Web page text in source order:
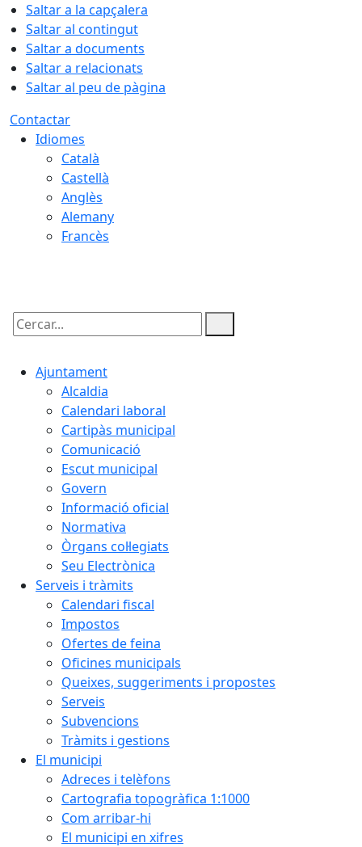
Saltar a la capçalera
Saltar al contingut
Saltar a documents
Saltar a relacionats
Saltar al peu de pàgina
Contactar
Idiomes
Català
Castellà
Anglès
Alemany
Francès
Cercar:
Ajuntament
Alcaldia
Calendari laboral
Cartipàs municipal
Comunicació
Escut municipal
Govern
Informació oficial
Normativa
Òrgans col·legiats
Seu Electrònica
Serveis i tràmits
Calendari fiscal
Impostos
Ofertes de feina
Oficines municipals
Queixes, suggeriments i propostes
Serveis
Subvencions
Tràmits i gestions
El municipi
Adreces i telèfons
Cartografia topogràfica 1:1000
Com arribar-hi
El municipi en xifres